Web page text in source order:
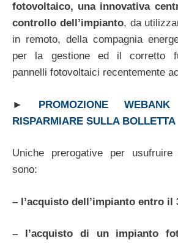
fotovoltaico, una innovativa
controllo dell’impianto, da
in remoto, della compagnia
per la gestione ed il corretto
pannelli fotovoltaici recentemente
► PROMOZIONE
RISPARMIARE SULLA BOLLETTA
Uniche prerogative per usufruire
sono:
– l’acquisto dell’impianto entro il
– l’acquisto di un impianto